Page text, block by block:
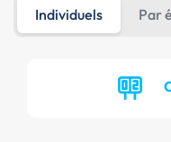
Individuels Par